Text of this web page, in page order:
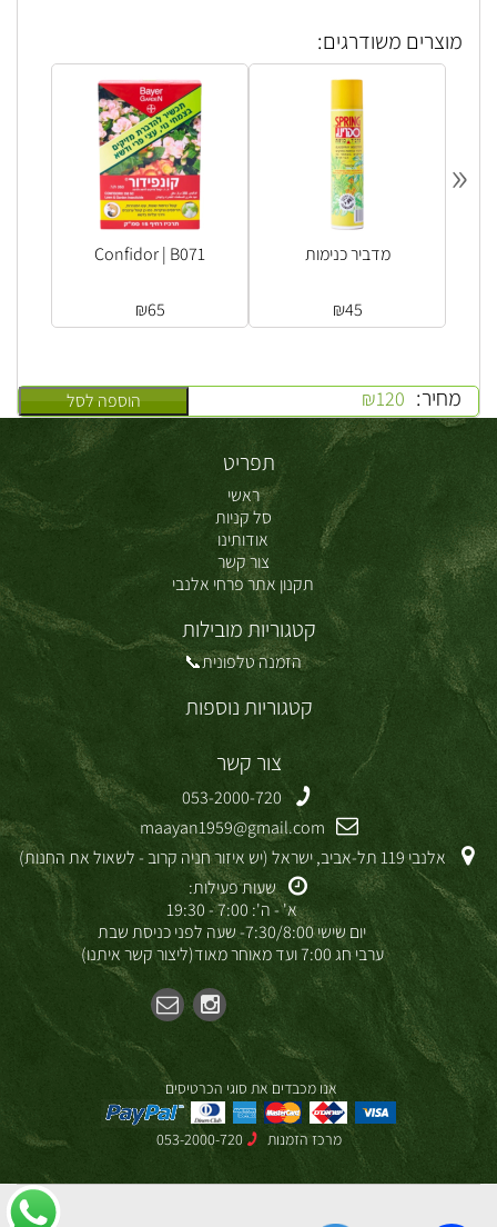
מחיר: ₪120 הוספה לסל
מוצרים משודרגים:
Confidor | B071
₪65
מדביר כנימות
₪45
«
תפריט
ראשי
סל קניות
אודותינו
צור קשר
תקנון אתר פרחי אלנבי
קטגוריות מובילות
הזמנה טלפונית📞
קטגוריות נוספות
צור קשר
053-2000-720
maayan1959@gmail.com
אלנבי 119 תל-אביב, ישראל (יש איזור חניה קרוב - לשאול את החנות)
שעות פעילות:
א' - ה': 7:00 - 19:30
יום שישי 7:30/8:00- שעה לפני כניסת שבת
ערבי חג 7:00 ועד מאוחר מאוד(ליצור קשר איתנו)
אנו מכבדים את סוגי הכרטיסים
מרכז הזמנות 053-2000-720